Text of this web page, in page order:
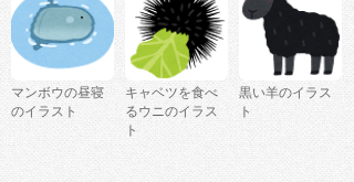
マンボウの昼寝
のイラスト
キャベツを食べ
るウニのイラス
ト
黒い羊のイラス
ト